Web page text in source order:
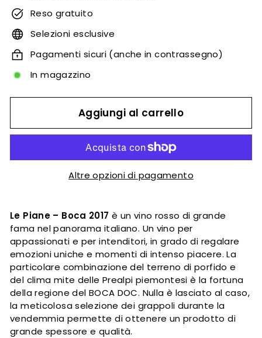
Reso gratuito
Selezioni esclusive
Pagamenti sicuri (anche in contrassegno)
In magazzino
Aggiungi al carrello
Altre opzioni di pagamento
Le Piane – Boca 2017 è un vino rosso di grande
fama nel panorama italiano. Un vino per
appassionati e per intenditori, in grado di regalare
emozioni uniche e momenti di intenso piacere. La
particolare combinazione del terreno di porfido e
del clima mite delle Prealpi piemontesi è la fortuna
della regione del BOCA DOC. Nulla è lasciato al caso,
la meticolosa selezione dei grappoli durante la
vendemmia permette di ottenere un prodotto di
grande spessore e qualità.